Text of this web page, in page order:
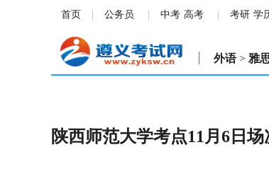
首页 公务员 中考 高考 考研 学
外语 > 雅
陕西师范大学考点11月6日